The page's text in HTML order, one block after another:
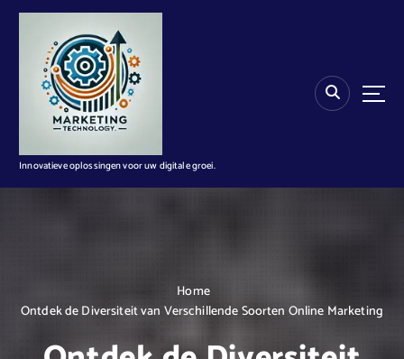
n
Innovatieve oplossingen voor uw digitale groei.
Home
Ontdek de Diversiteit van Verschillende Soorten Online Marketing